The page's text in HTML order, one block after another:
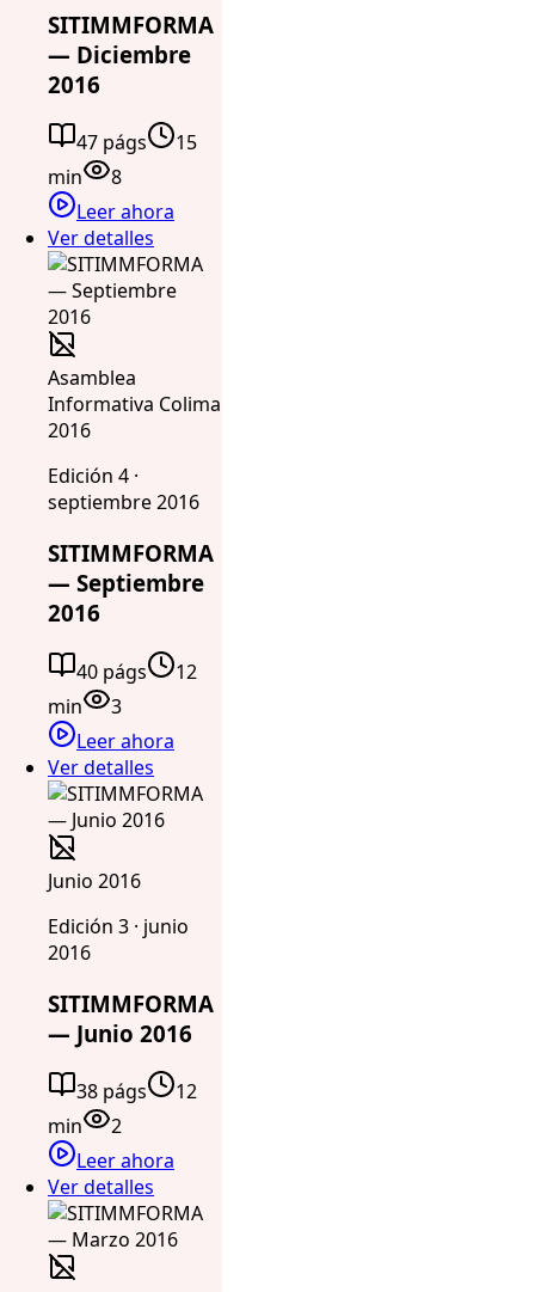
SITIMMFORMA
— Diciembre
2016
47 págs
15
min
8
Leer ahora
Ver detalles
Asamblea
Informativa Colima
2016
Edición 4 ·
septiembre 2016
SITIMMFORMA
— Septiembre
2016
40 págs
12
min
3
Leer ahora
Ver detalles
Junio 2016
Edición 3 · junio
2016
SITIMMFORMA
— Junio 2016
38 págs
12
min
2
Leer ahora
Ver detalles